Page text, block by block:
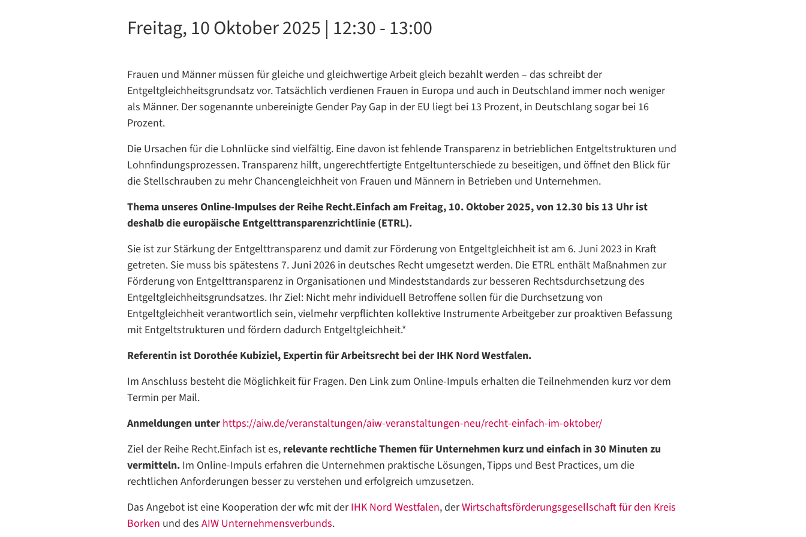
Freitag, 10 Oktober 2025 | 12:30-13:00
Frauen und Männer müssen für gleiche und gleichwertige Arbeit gleich bezahlt werden – das schreibt der
Entgeltgleichheitsgrundsatz vor. Tatsächlich verdienen Frauen in Europa und auch in Deutschland immer noch weniger
als Männer. Der sogenannte unbereinigte Gender Pay Gap in der EU liegt bei 13 Prozent, in Deutschlang sogar bei 16
Prozent.
Die Ursachen für die Lohnlücke sind vielfältig. Eine davon ist fehlende Transparenz in betrieblichen Entgeltstrukturen und
Lohnfindungsprozessen. Transparenz hilft, ungerechtfertigte Entgeltunterschiede zu beseitigen, und öffnet den Blick für
die Stellschrauben zu mehr Chancengleichheit von Frauen und Männern in Betrieben und Unternehmen.
Thema unseres Online-Impulses der Reihe Recht.Einfach am Freitag, 10. Oktober 2025, von 12.30 bis 13 Uhr ist
deshalb die europäische Entgelttransparenzrichtlinie (ETRL).
Sie ist zur Stärkung der Entgelttransparenz und damit zur Förderung von Entgeltgleichheit ist am 6. Juni 2023 in Kraft
getreten. Sie muss bis spätestens 7. Juni 2026 in deutsches Recht umgesetzt werden. Die ETRL enthält Maßnahmen zur
Förderung von Entgelttransparenz in Organisationen und Mindeststandards zur besseren Rechtsdurchsetzung des
Entgeltgleichheitsgrundsatzes. Ihr Ziel: Nicht mehr individuell Betroffene sollen für die Durchsetzung von
Entgeltgleichheit verantwortlich sein, vielmehr verpflichten kollektive Instrumente Arbeitgeber zur proaktiven Befassung
mit Entgeltstrukturen und fördern dadurch Entgeltgleichheit.*
Referentin ist Dorothée Kubiziel, Expertin für Arbeitsrecht bei der IHK Nord Westfalen.
Im Anschluss besteht die Möglichkeit für Fragen. Den Link zum Online-Impuls erhalten die Teilnehmenden kurz vor dem
Termin per Mail.
Anmeldungen unter https://aiw.de/veranstaltungen/aiw-veranstaltungen-neu/recht-einfach-im-oktober/
Ziel der Reihe Recht.Einfach ist es, relevante rechtliche Themen für Unternehmen kurz und einfach in 30 Minuten zu
vermitteln. Im Online-Impuls erfahren die Unternehmen praktische Lösungen, Tipps und Best Practices, um die
rechtlichen Anforderungen besser zu verstehen und erfolgreich umzusetzen.
Das Angebot ist eine Kooperation der wfc mit derIHK Nord Westfalen, derWirtschaftsförderungsgesellschaft für den Kreis
Borken und des AIW Unternehmensverbunds.